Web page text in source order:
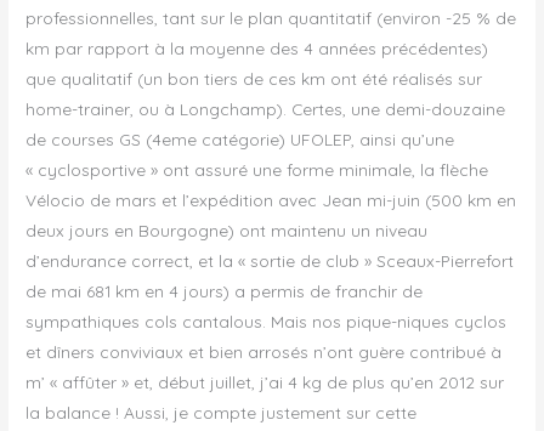
professionnelles, tant sur le plan quantitatif (environ -25 % de
km par rapport à la moyenne des 4 années précédentes)
que qualitatif (un bon tiers de ces km ont été réalisés sur
home-trainer, ou à Longchamp). Certes, une demi-douzaine
de courses GS (4eme catégorie) UFOLEP, ainsi qu’une
« cyclosportive » ont assuré une forme minimale, la flèche
Vélocio de mars et l’expédition avec Jean mi-juin (500 km en
deux jours en Bourgogne) ont maintenu un niveau
d’endurance correct, et la « sortie de club » Sceaux-Pierrefort
de mai 681 km en 4 jours) a permis de franchir de
sympathiques cols cantalous. Mais nos pique-niques cyclos
et dîners conviviaux et bien arrosés n’ont guère contribué à
m’ « affûter » et, début juillet, j’ai 4 kg de plus qu’en 2012 sur
la balance ! Aussi, je compte justement sur cette